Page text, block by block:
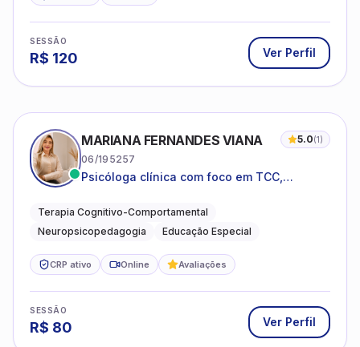
SESSÃO
R$ 120 Ver Perfil
MARIANA FERNANDES VIANA 5.0(1)
06/195257
Psicóloga clínica com foco em TCC,
do neurodesenvolvimento.
Terapia Cognitivo-Comportamental
Neuropsicopedagogia
Educação Especial
CRP ativo Online Avaliações
SESSÃO
R$ 80 Ver Perfil